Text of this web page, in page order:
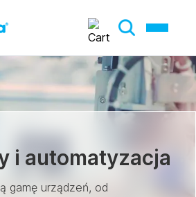
i automatyzacja
gamę urządzeń, od